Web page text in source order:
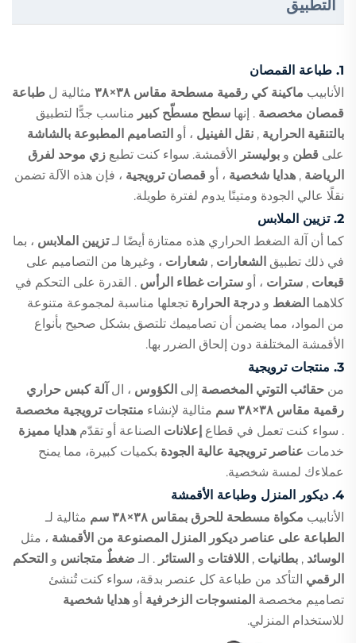
التطبيق
1. طباعة القمصان
الأنابيب ماكينة كي رقمية مسطحة مقاس ٣٨×٣٨ مثالية ل طباعة
قمصان مخصصة . إنها سطح مسطّح كبير مناسب جدًّا لتطبيق
بالتنقية الحرارية , نقل الفينيل ، أو التصاميم المطبوعة بالشاشة
على قطن و بوليستر الأقمشة. سواء كنت تطبع زي موحد لفرق
الرياضة , هدايا شخصية ، أو قمصان ترويجية ، فإن هذه الآلة تضمن
نقلًا عالي الجودة ومتينًا يدوم لفترة طويلة.
2. تزيين الملابس
كما أن آلة الضغط الحراري هذه ممتازة أيضًا لـتزيين الملابس ، بما
في ذلك تطبيق الشعارات , شعارات ، وغيرها من التصاميم على
قبعات , سترات ، أو سترات غطاء الرأس . القدرة على التحكم في
كلاهما الضغط و درجة الحرارة تجعلها مناسبة لمجموعة متنوعة
من المواد، مما يضمن أن تصاميمك تلتصق بشكل صحيح بأنواع
الأقمشة المختلفة دون إلحاق الضرر بها.
3. منتجات ترويجية
من حقائب التوتي المخصصة إلى الكؤوس ، ال آلة كبس حراري
رقمية مقاس ٣٨×٣٨ سم
مثالية لإنشاء منتجات ترويجية مخصصة
. سواء كنت تعمل في قطاع إعلانات الصناعة أو تقدّم هدايا مميزة
خدمات عناصر ترويجية عالية الجودة بكميات كبيرة، مما يمنح
عملاءك لمسة شخصية.
4. ديكور المنزل وطباعة الأقمشة
الأنابيب مكواة مسطحة للحرق بمقاس ٣٨×٣٨ سم
مثالية لـ
الطباعة على عناصر ديكور المنزل المصنوعة من الأقمشة ، مثل
الوسائد , بطانيات , اللافتات و الستائر . الـ ضغطٌ متجانس و التحكم
الرقمي التأكد من طباعة كل عنصر بدقة، سواء كنت تُنشئ
تصاميم مخصصة المنسوجات الزخرفية أو هدايا شخصية
للاستخدام المنزلي.